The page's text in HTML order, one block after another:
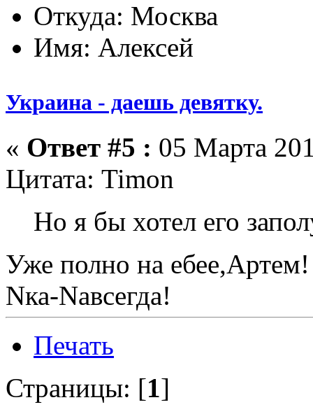
Откуда: Москва
Имя: Алексей
Украина - даешь девятку.
« Ответ #5 : 05 Марта
Цитата: Timon
Но я бы хотел его
Уже полно на ебее,Артем!
Nка-Nавсегда!
Печать
Страницы: [1]